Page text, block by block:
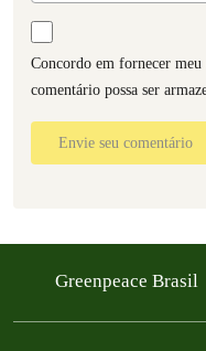
Concordo em fornecer
comentário possa ser
Envie seu comentário
Greenpeace Brasil